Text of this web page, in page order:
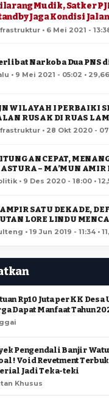
Mudik, Satker
Jaga Kondisi Jalan
• 6 Mei 2021 -
Narkoba Dua PNS
• 9 Mei 2021 - 05:02 •
WILAYAH I PERBAIKI
RUSAK DI RUAS
• 28 Okt 2020 -
CEPAT,
– MA’MUN AMIR
• 9 Des 2020 - 18:00 •
SATU DEKADE,
LORE LINDU
• 19 Jun 2019 - 11:34 •
Rp10 Juta per KK
Dapat Manfaat Tahun
Pengendali Banjir
! Void Revetment
Jadi Teka-teki
Khusus